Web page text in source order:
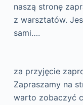
naszą stronę
z warsztatów.
sami….
za przyjęcie
Zapraszamy na
warto zobaczyć